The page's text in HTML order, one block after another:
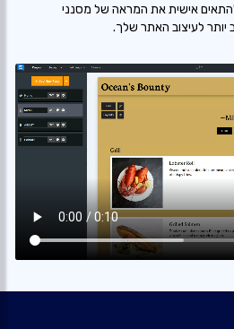
להתאים אישית את המראה של מסנני
יותר לעיצוב האתר שלך.